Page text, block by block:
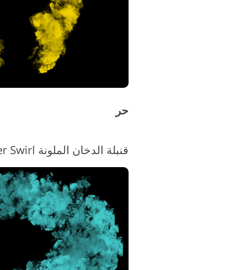
حر
قنبلة الدخان الملونة PNG # 11 "Water Swirl"